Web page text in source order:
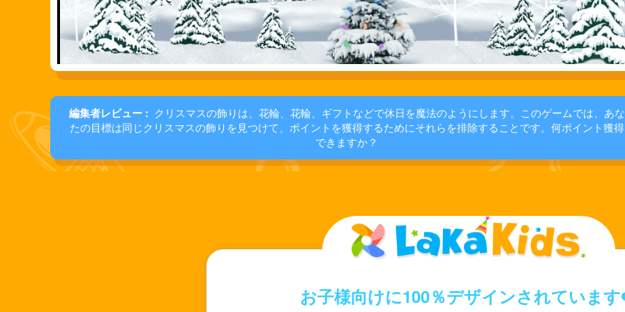
編集者レビュー : クリスマスの飾りは、花輪、花輪、ギフトなどで休日を魔法のようにします。このゲームでは、あな
たの目標は同じクリスマスの飾りを見つけて、ポイントを獲得するためにそれらを排除することです。何ポイント獲得
できますか？
お子様向けに100％デザインされていま